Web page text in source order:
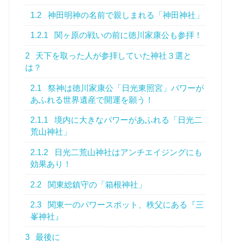
1.2 神田明神の名前で親しまれる「神田神社」
1.2.1 関ヶ原の戦いの前に徳川家康公も参拝！
2
天下を取った人が参拝していた神社３選と
は？
2.1
祭神は徳川家康公「日光東照宮」パワーが
あふれる世界遺産で開運を願う！
2.1.1
境内に大きなパワーがあふれる「日光二
荒山神社」
2.1.2
日光二荒山神社はアンチエイジングにも
効果あり！
2.2 関東総鎮守の「箱根神社」
2.3
関東一のパワースポット、秩父にある『三
峯神社』
3 最後に